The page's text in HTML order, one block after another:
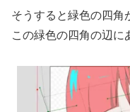
そうすると緑色の四角
この緑色の四角の辺に